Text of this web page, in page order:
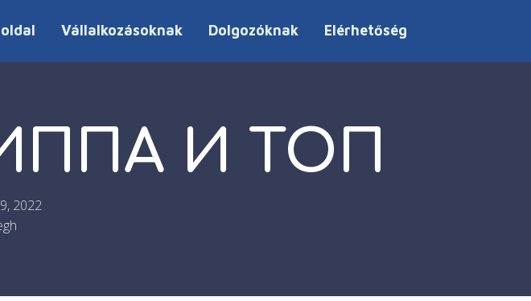
Vállalkozásoknak Dolgozóknak Elérhetőség
И ТОП
2022